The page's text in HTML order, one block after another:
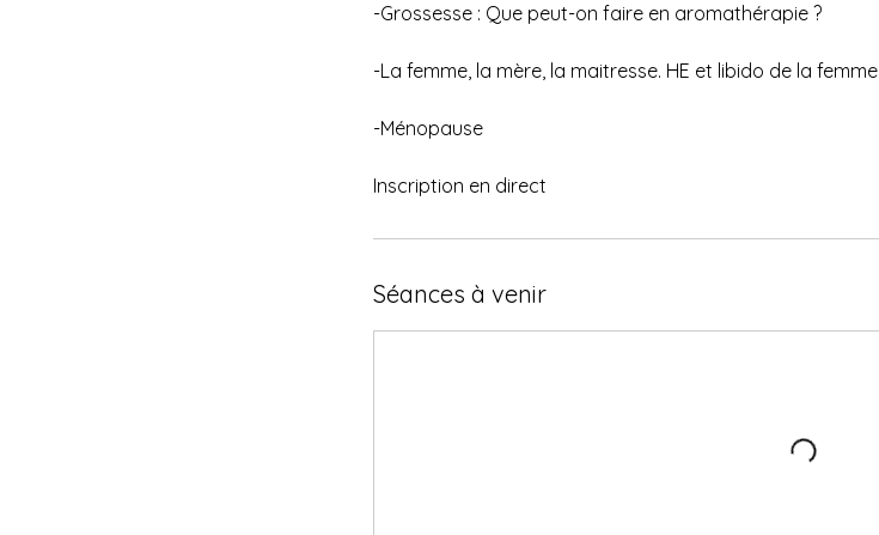
-Grossesse : Que peut-on faire en aromathérapie ?
-La femme, la mère, la maitresse. HE et libido de la femme
-Ménopause
Inscription en direct
Séances à venir